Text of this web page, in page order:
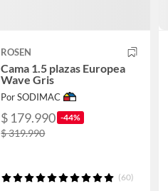
ROSEN
Cama 1.5 plazas Europea
Wave Gris
Por SODIMAC
$ 179.990 -44%
$ 319.990
(60)